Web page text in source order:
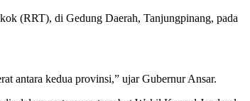
(RRT), di Gedung Daerah, Tanjungpinang, pada
antara kedua provinsi,” ujar Gubernur Ansar.